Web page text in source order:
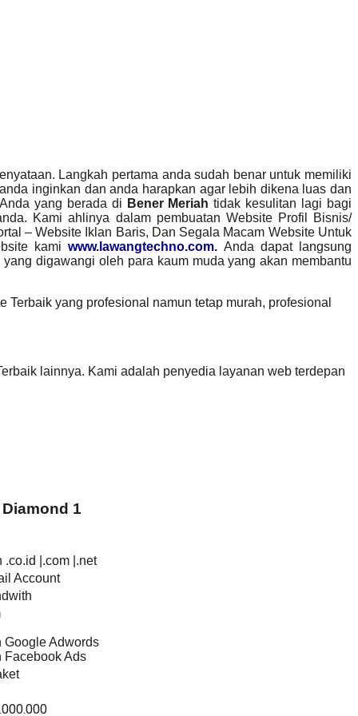
Langkah pertama anda sudah benar untuk memiliki
inginkan dan anda harapkan agar lebih dikena luas dan
yang berada di Bener Meriah tidak kesulitan lagi bagi
Kami ahlinya dalam pembuatan Website Profil Bisnis/
– Website Iklan Baris, Dan Segala Macam Website Untuk
kami www.lawangtechno.com. Anda dapat langsung
digawangi oleh para kaum muda yang akan membantu
yang profesional namun tetap murah, profesional
lainnya. Kami adalah penyedia layanan web terdepan
1
.co.id |.com |.net
Account
Google Adwords
Facebook Ads